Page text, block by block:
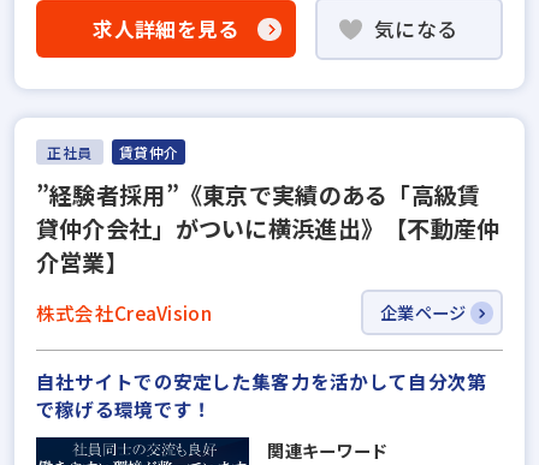
求人詳細を見る 気になる
正社員 賃貸仲介
”経験者採用”《東京で実績のある「高級賃
貸仲介会社」がついに横浜進出》【不動産仲
介営業】
株式会社CreaVision 企業ページ
自社サイトでの安定した集客力を活かして自分次第
で稼げる環境です！
関連キーワード